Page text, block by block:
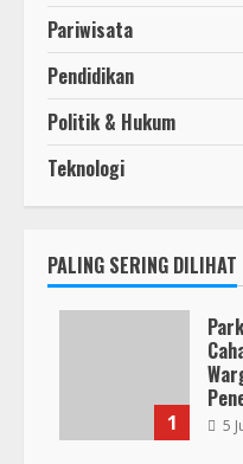
Pariwisata
Pendidikan
Politik & Hukum
Teknologi
PALING SERING DILIHAT
1 5